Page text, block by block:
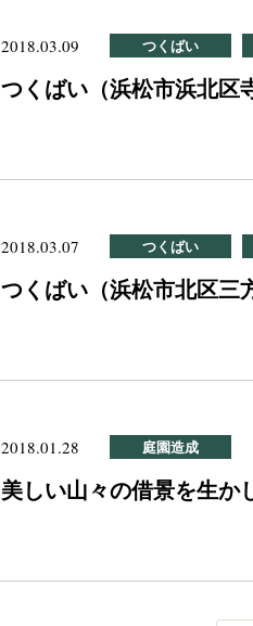
2018.03.09 つくばい
つくばい（浜松市浜北区
2018.03.07 つくばい
つくばい（浜松市北区三
2018.01.28 庭園造成
美しい山々の借景を生か